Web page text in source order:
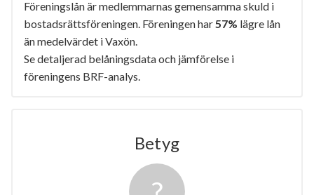
Föreningslån är medlemmarnas gemensamma skuld i
bostadsrättsföreningen. Föreningen har57% lägre lån
än medelvärdet i Vaxön.
Se detaljerad belåningsdata och jämförelse i
föreningens BRF-analys.
Betyg